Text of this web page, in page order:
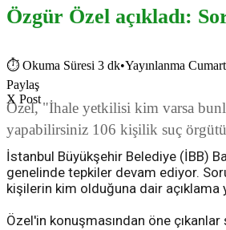
Özgür Özel açıkladı:
⏱ Okuma Süresi 3 dk•Yayınlanma
Paylaş
X Post
Özel, "İhale yetkilisi kim varsa
yapabilirsiniz 106 kişilik suç
İstanbul Büyükşehir Belediye (İBB)
genelinde tepkiler devam ediyor.
kişilerin kim olduğuna dair açıklama
Özel'in konuşmasından öne çıkanlar